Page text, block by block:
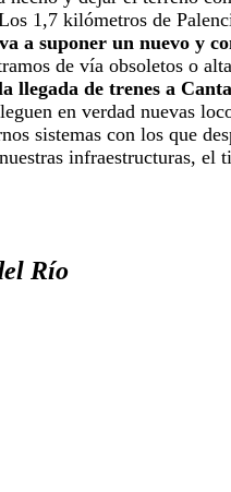
1,7 kilómetros de
va a suponer un nuevo y
de vía obsoletos o
llegada de trenes a
en verdad nuevas
sistemas con los que
infraestructuras, el
Río